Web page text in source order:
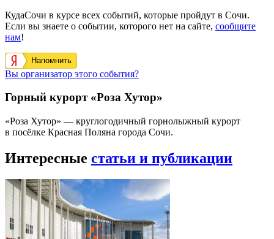
КудаСочи в курсе всех событий, которые пройдут в Сочи.
Если вы знаете о событии, которого нет на сайте, сообщите
нам!
Напомнить
Вы организатор этого события?
Горный курорт «Роза Хутор»
«Роза Хутор» — круглогодичный горнолыжный курорт
в посёлке Красная Поляна города Сочи.
Интересные статьи и публикации